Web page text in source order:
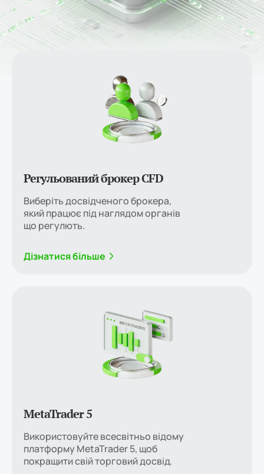
Регульований брокер CFD
Виберіть досвідченого брокера,
який працює під наглядом органів
що регулють.
Дізнатися більше
MetaTrader 5
Використовуйте всесвітньо відому
платформу MetaTrader 5, щоб
покращити свій торговий досвід.